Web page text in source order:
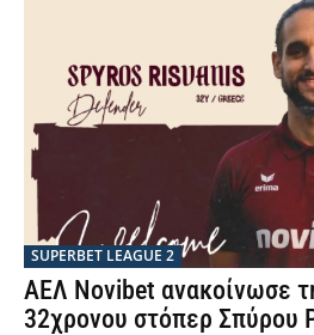
SUPERBET LEAGUE 2
ΑΕΛ Novibet ανακοίνωσε
32χρονου στόπερ Σπύρου